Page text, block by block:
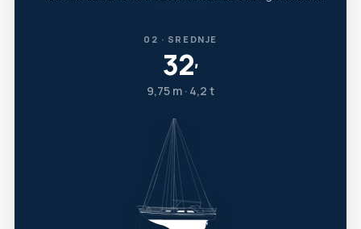
02 · SREDNJE
32′
9,75 m · 4,2 t